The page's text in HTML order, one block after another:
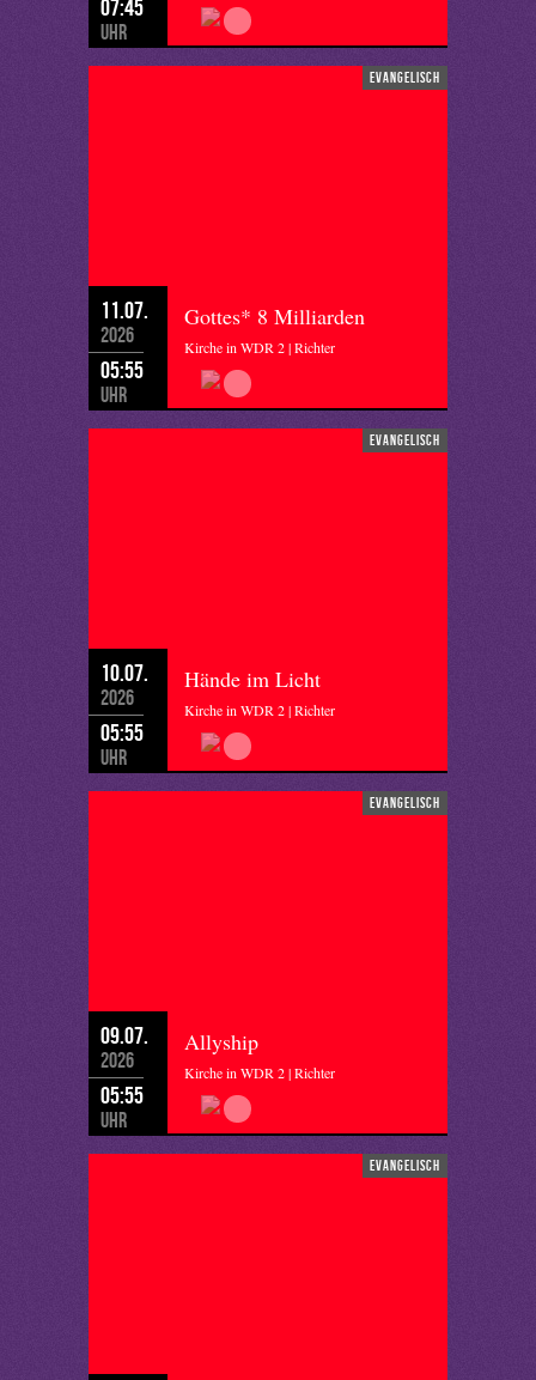
07:45
Uhr
evangelisch
11.07.
2026
05:55
Uhr
Gottes* 8 Milliarden
Kirche in WDR 2 | Richter
evangelisch
10.07.
2026
05:55
Uhr
Hände im Licht
Kirche in WDR 2 | Richter
evangelisch
09.07.
2026
05:55
Uhr
Allyship
Kirche in WDR 2 | Richter
evangelisch